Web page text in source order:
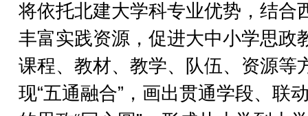
将依托北建大学科专业优势，结合
丰富实践资源，促进大中小学思政
课程、教材、教学、队伍、资源等
现“五通融合”，画出贯通学段、联